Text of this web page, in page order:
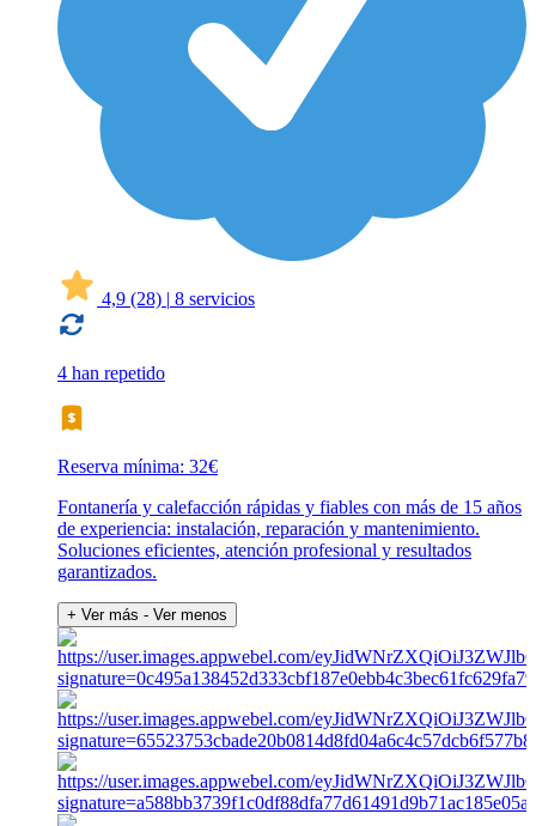
4,9 (28) | 8 servicios
4 han repetido
Reserva mínima: 32€
Fontanería y calefacción rápidas y fiables con más de 15 años
de experiencia: instalación, reparación y mantenimiento.
Soluciones eficientes, atención profesional y resultados
garantizados.
+ Ver más - Ver menos